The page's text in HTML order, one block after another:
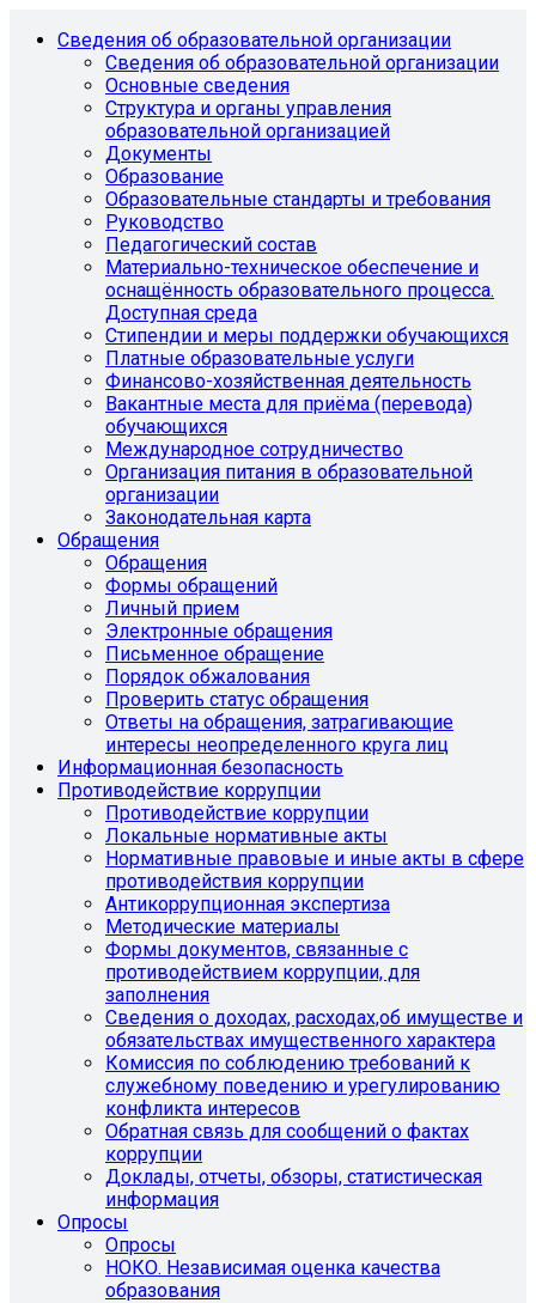
Сведения об образовательной организации
Сведения об образовательной организации
Основные сведения
Структура и органы управления
образовательной организацией
Документы
Образование
Образовательные стандарты и требования
Руководство
Педагогический состав
Материально-техническое обеспечение и
оснащённость образовательного процесса.
Доступная среда
Стипендии и меры поддержки обучающихся
Платные образовательные услуги
Финансово-хозяйственная деятельность
Вакантные места для приёма (перевода)
обучающихся
Международное сотрудничество
Организация питания в образовательной
организации
Законодательная карта
Обращения
Обращения
Формы обращений
Личный прием
Электронные обращения
Письменное обращение
Порядок обжалования
Проверить статус обращения
Ответы на обращения, затрагивающие
интересы неопределенного круга лиц
Информационная безопасность
Противодействие коррупции
Противодействие коррупции
Локальные нормативные акты
Нормативные правовые и иные акты в сфере
противодействия коррупции
Антикоррупционная экспертиза
Методические материалы
Формы документов, связанные с
противодействием коррупции, для
заполнения
Сведения о доходах, расходах,об имуществе и
обязательствах имущественного характера
Комиссия по соблюдению требований к
служебному поведению и урегулированию
конфликта интересов
Обратная связь для сообщений о фактах
коррупции
Доклады, отчеты, обзоры, статистическая
информация
Опросы
Опросы
НОКО. Независимая оценка качества
образования